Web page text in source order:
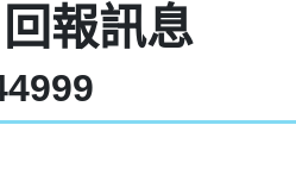
報訊息